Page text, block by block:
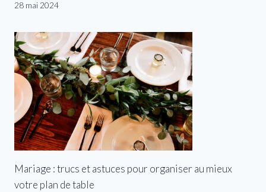
28 mai 2024
Mariage : trucs et astuces pour organiser au mieux
votre plan de table